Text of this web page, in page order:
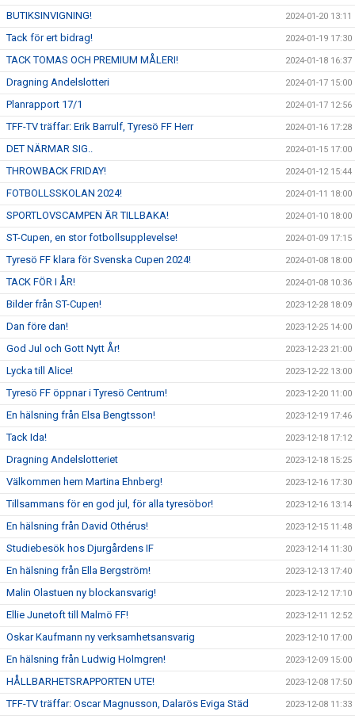
BUTIKSINVIGNING! 2024-01-20 13:11
Tack för ert bidrag! 2024-01-19 17:30
TACK TOMAS OCH PREMIUM MÅLERI! 2024-01-18 16:37
Dragning Andelslotteri 2024-01-17 15:00
Planrapport 17/1 2024-01-17 12:56
TFF-TV träffar: Erik Barrulf, Tyresö FF Herr 2024-01-16 17:28
DET NÄRMAR SIG.. 2024-01-15 17:00
THROWBACK FRIDAY! 2024-01-12 15:44
FOTBOLLSSKOLAN 2024! 2024-01-11 18:00
SPORTLOVSCAMPEN ÄR TILLBAKA! 2024-01-10 18:00
ST-Cupen, en stor fotbollsupplevelse! 2024-01-09 17:15
Tyresö FF klara för Svenska Cupen 2024! 2024-01-08 18:00
TACK FÖR I ÅR! 2024-01-08 10:36
Bilder från ST-Cupen! 2023-12-28 18:09
Dan före dan! 2023-12-25 14:00
God Jul och Gott Nytt År! 2023-12-23 21:00
Lycka till Alice! 2023-12-22 13:00
Tyresö FF öppnar i Tyresö Centrum! 2023-12-20 11:00
En hälsning från Elsa Bengtsson! 2023-12-19 17:46
Tack Ida! 2023-12-18 17:12
Dragning Andelslotteriet 2023-12-18 15:25
Välkommen hem Martina Ehnberg! 2023-12-16 17:30
Tillsammans för en god jul, för alla tyresöbor! 2023-12-16 13:14
En hälsning från David Othérus! 2023-12-15 11:48
Studiebesök hos Djurgårdens IF 2023-12-14 11:30
En hälsning från Ella Bergström! 2023-12-13 17:40
Malin Olastuen ny blockansvarig! 2023-12-12 17:10
Ellie Junetoft till Malmö FF! 2023-12-11 12:52
Oskar Kaufmann ny verksamhetsansvarig 2023-12-10 17:00
En hälsning från Ludwig Holmgren! 2023-12-09 15:00
HÅLLBARHETSRAPPORTEN UTE! 2023-12-08 17:50
TFF-TV träffar: Oscar Magnusson, Dalarös Eviga Städ 2023-12-08 11:33